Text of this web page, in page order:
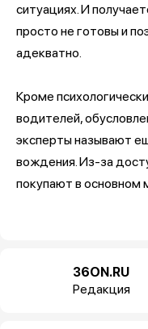
ситуациях. И
просто не готовы и
адекватно.
Кроме
водителей,
эксперты называют
вождения. Из-за
покупают в основном
36ON.RU
Редакция